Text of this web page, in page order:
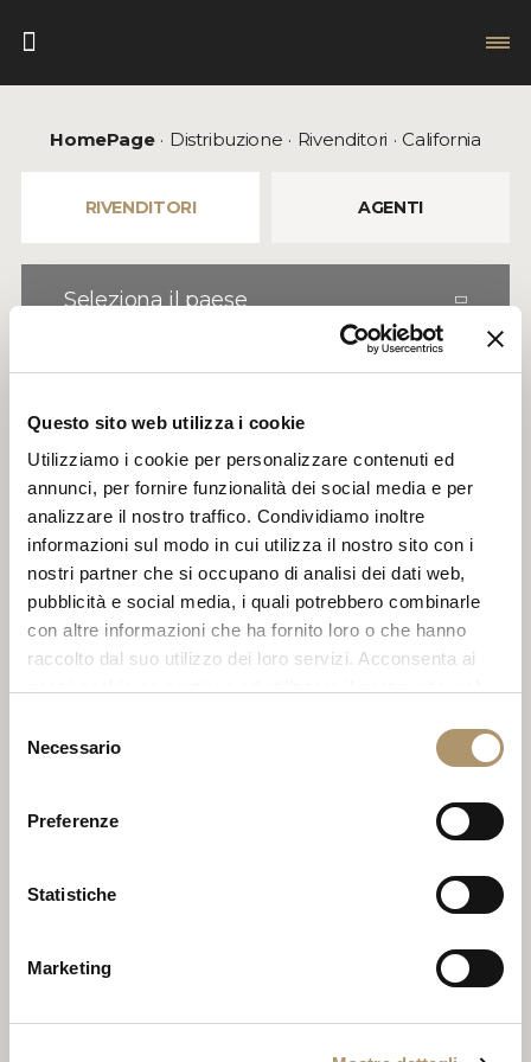
Questo sito web utilizza i cookie
Utilizziamo i cookie per personalizzare contenuti ed
annunci, per fornire funzionalità dei social media e per
analizzare il nostro traffico. Condividiamo inoltre
informazioni sul modo in cui utilizza il nostro sito con i
nostri partner che si occupano di analisi dei dati web,
pubblicità e social media, i quali potrebbero combinarle
con altre informazioni che ha fornito loro o che hanno
raccolto dal suo utilizzo dei loro servizi. Acconsenta ai
delNecessario
Preferenze
Statistiche
Marketing
HomePage Distribuzione Rivenditori California
RIVENDITORI AGENTI
Seleziona il paese
CALIFORNIA LOS ANGELES
NAURELLE
7970 Beverly Blvd.
Los Angeles, CA 90048
Tel.: +1 323 8527007
E-mail:kayvan@naurelle.com
GRAYSON LUXURY
275 S La Cienega Blvd,